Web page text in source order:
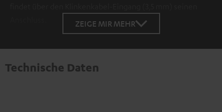
ZEIGE MIR MEHR
Technische Daten